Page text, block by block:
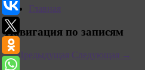
Главная
Навигация по записям
←Предыдущая Следующая →